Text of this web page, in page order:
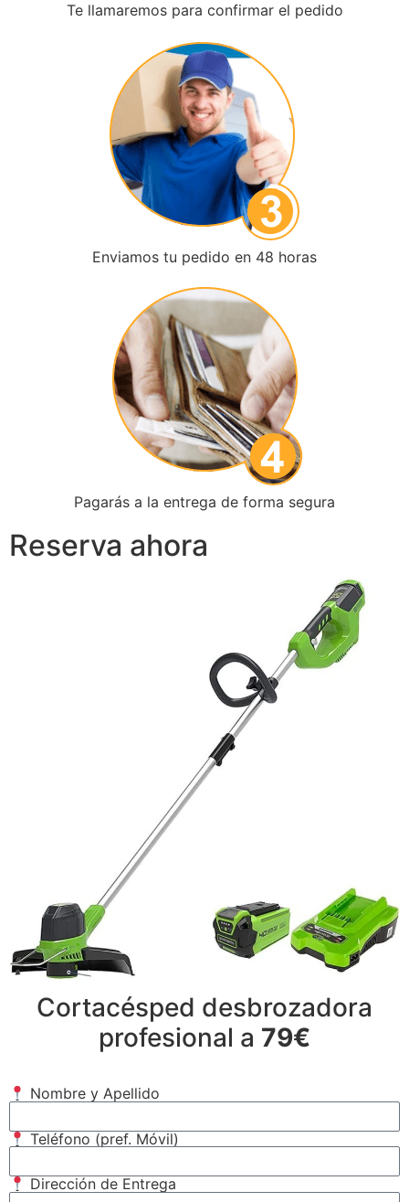
Te llamaremos para confirmar el pedido
Enviamos tu pedido en 48 horas
Pagarás a la entrega de forma segura
Reserva ahora
Cortacésped desbrozadora
profesional a 79€
Nombre y Apellido
Teléfono (pref. Móvil)
Dirección de Entrega